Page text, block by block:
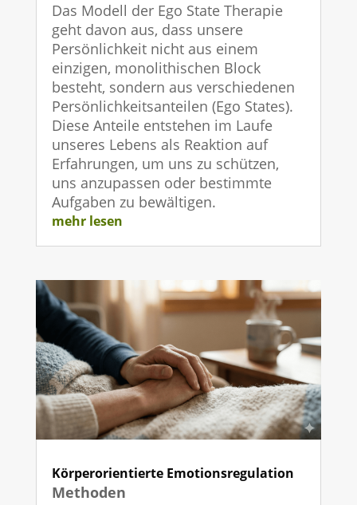
Das Modell der Ego State Therapie
geht davon aus, dass unsere
Persönlichkeit nicht aus einem
einzigen, monolithischen Block
besteht, sondern aus verschiedenen
Persönlichkeitsanteilen (Ego States).
Diese Anteile entstehen im Laufe
unseres Lebens als Reaktion auf
Erfahrungen, um uns zu schützen,
uns anzupassen oder bestimmte
Aufgaben zu bewältigen.
mehr lesen
Körperorientierte Emotionsregulation
Methoden